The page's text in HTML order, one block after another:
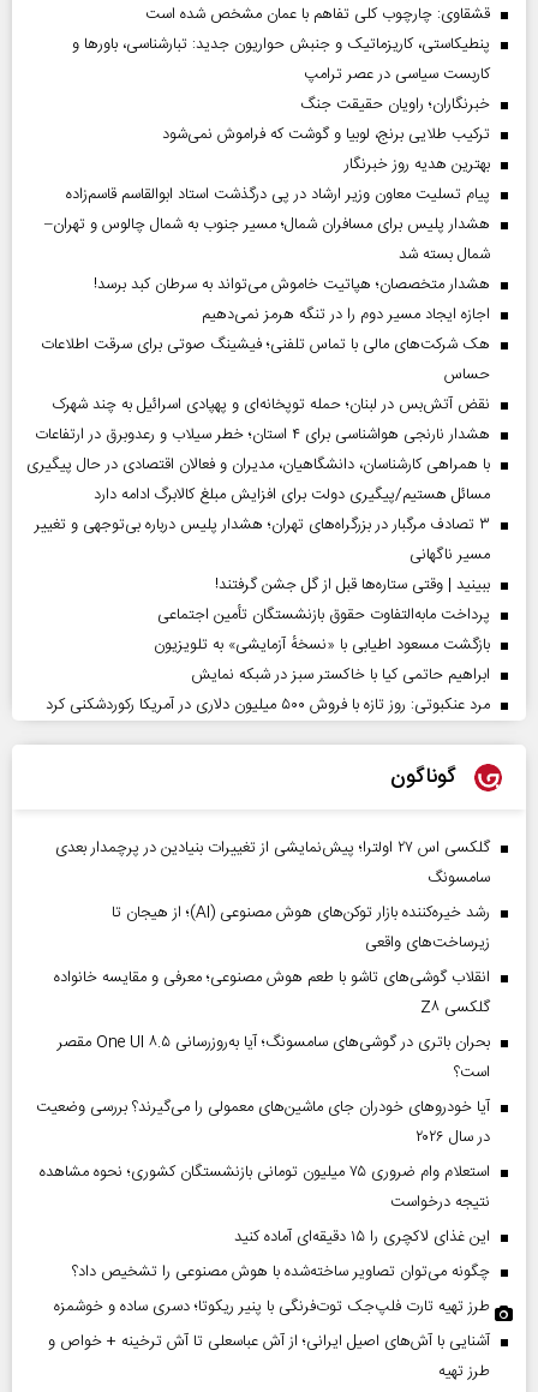
قشقاوی: چارچوب کلی تفاهم با عمان مشخص شده است
پنطیکاستی، کاریزماتیک و جنبش حواریون جدید: تبارشناسی، باور‌ها و
کاربست سیاسی در عصر ترامپ
خبرنگاران؛ راویان حقیقت جنگ
ترکیب طلایی برنج، لوبیا و گوشت که فراموش نمی‌شود
بهترین هدیه روز خبرنگار
پیام تسلیت معاون وزیر ارشاد در پی درگذشت استاد ابوالقاسم قاسم‌زاده
هشدار پلیس برای مسافران شمال؛ مسیر جنوب به شمال چالوس و تهران–
شمال بسته شد
هشدار متخصصان؛ هپاتیت خاموش می‌تواند به سرطان کبد برسد!
اجازه ایجاد مسیر دوم را در تنگه هرمز نمی‌دهیم
هک شرکت‌های مالی با تماس تلفنی؛ فیشینگ صوتی برای سرقت اطلاعات
حساس
نقض آتش‌بس در لبنان؛ حمله توپخانه‌ای و پهپادی اسرائیل به چند شهرک
هشدار نارنجی هواشناسی برای ۴ استان؛ خطر سیلاب و رعدوبرق در ارتفاعات
با همراهی کارشناسان، دانشگاهیان، مدیران و فعالان اقتصادی در حال پیگیری
مسائل هستیم/پیگیری دولت برای افزایش مبلغ کالابرگ ادامه دارد
۳ تصادف مرگبار در بزرگراه‌های تهران؛ هشدار پلیس درباره بی‌توجهی و تغییر
مسیر ناگهانی
ببینید | وقتی ستاره‌ها قبل از گل جشن گرفتند!
پرداخت مابه‌التفاوت حقوق بازنشستگان تأمین اجتماعی
بازگشت مسعود اطیابی با «نسخهٔ آزمایشی» به تلویزیون
ابراهیم حاتمی کیا با خاکستر سبز در شبکه نمایش
مرد عنکبوتی: روز تازه با فروش ۵۰۰ میلیون دلاری در آمریکا رکوردشکنی کرد
گوناگون
گلکسی اس ۲۷ اولترا؛ پیش‌نمایشی از تغییرات بنیادین در پرچمدار بعدی
سامسونگ
رشد خیره‌کننده بازار توکن‌های هوش مصنوعی (AI)؛ از هیجان تا
زیرساخت‌های واقعی
انقلاب گوشی‌های تاشو‌ با طعم هوش مصنوعی؛ معرفی و مقایسه خانواده
گلکسی Z۸
بحران باتری در گوشی‌های سامسونگ؛ آیا به‌روزرسانی One UI ۸.۵ مقصر
است؟
آیا خودروهای خودران جای ماشین‌های معمولی را می‌گیرند؟ بررسی وضعیت
در سال ۲۰۲۶
استعلام وام ضروری ۷۵ میلیون تومانی بازنشستگان کشوری؛ نحوه مشاهده
نتیجه درخواست
این غذای لاکچری را ۱۵ دقیقه‌ای آماده کنید
چگونه می‌توان تصاویر ساخته‌شده با هوش مصنوعی را تشخیص داد؟
طرز تهیه تارت فلپ‌جک توت‌فرنگی با پنیر ریکوتا؛ دسری ساده و خوشمزه
آشنایی با آش‌های اصیل ایرانی؛ از آش عباسعلی تا آش ترخینه + خواص و
طرز تهیه